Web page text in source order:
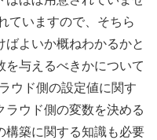
ていますので、そちら
ばよいか概ねわかるかと
を与えるべきかについて
ウド側の設定値に関す
ラウド側の変数を決める
構築に関する知識も必要